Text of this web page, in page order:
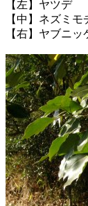
【左】ヤツデ
【中】ネズミモ
【右】ヤブニッ